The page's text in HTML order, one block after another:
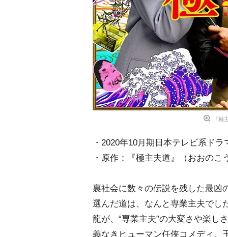
『極
・2020年10月期日本テレビ系ドラ
・原作：『極主夫道』（おおのこ
裏社会に数々の伝説を残した最凶
選んだ道は、なんと専業主夫でし
龍が、“専業主夫”の大変さや楽し
義なきヒューマン任侠コメディ。